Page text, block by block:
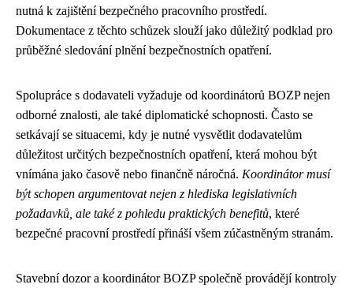
nutná k zajištění bezpečného pracovního prostředí.
Dokumentace z těchto schůzek slouží jako důležitý podklad pro
průběžné sledování plnění bezpečnostních opatření.
Spolupráce s dodavateli vyžaduje od koordinátorů BOZP nejen
odborné znalosti, ale také diplomatické schopnosti. Často se
setkávají se situacemi, kdy je nutné vysvětlit dodavatelům
důležitost určitých bezpečnostních opatření, která mohou být
vnímána jako časově nebo finančně náročná. Koordinátor musí
být schopen argumentovat nejen z hlediska legislativních
požadavků, ale také z pohledu praktických benefitů, které
bezpečné pracovní prostředí přináší všem zúčastněným stranám.
Stavební dozor a koordinátor BOZP společně provádějí kontroly